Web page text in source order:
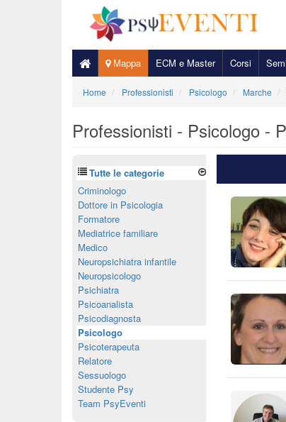
Mappa ECM e Master Corsi
Home Professionisti Psicologo Marche
Professionisti - Psicologo -
Tutte le categorie
Criminologo
Dottore in Psicologia
Formatore
Mediatrice familiare
Medico
Neuropsichiatra infantile
Neuropsicologo
Psichiatra
Psicoanalista
Psicodiagnosta
Psicologo
Psicoterapeuta
Relatore
Sessuologo
Studente Psy
Team PsyEventi